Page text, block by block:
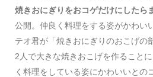
焼きおにぎりをおコゲだけにしたら
公開。仲良く料理をする姿がかわい
テオ君が「焼きおにぎりのおこげの
2人で大きな焼きおこげを作ること
く料理をしている姿にかわいいとの